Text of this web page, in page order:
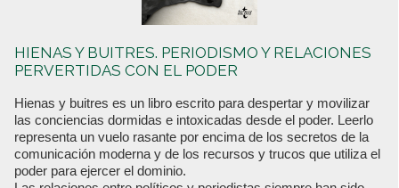
HIENAS Y BUITRES. PERIODISMO Y RELACIONES
PERVERTIDAS CON EL PODER
Hienas y buitres es un libro escrito para despertar y movilizar
las conciencias dormidas e intoxicadas desde el poder. Leerlo
representa un vuelo rasante por encima de los secretos de la
comunicación moderna y de los recursos y trucos que utiliza el
poder para ejercer el dominio.